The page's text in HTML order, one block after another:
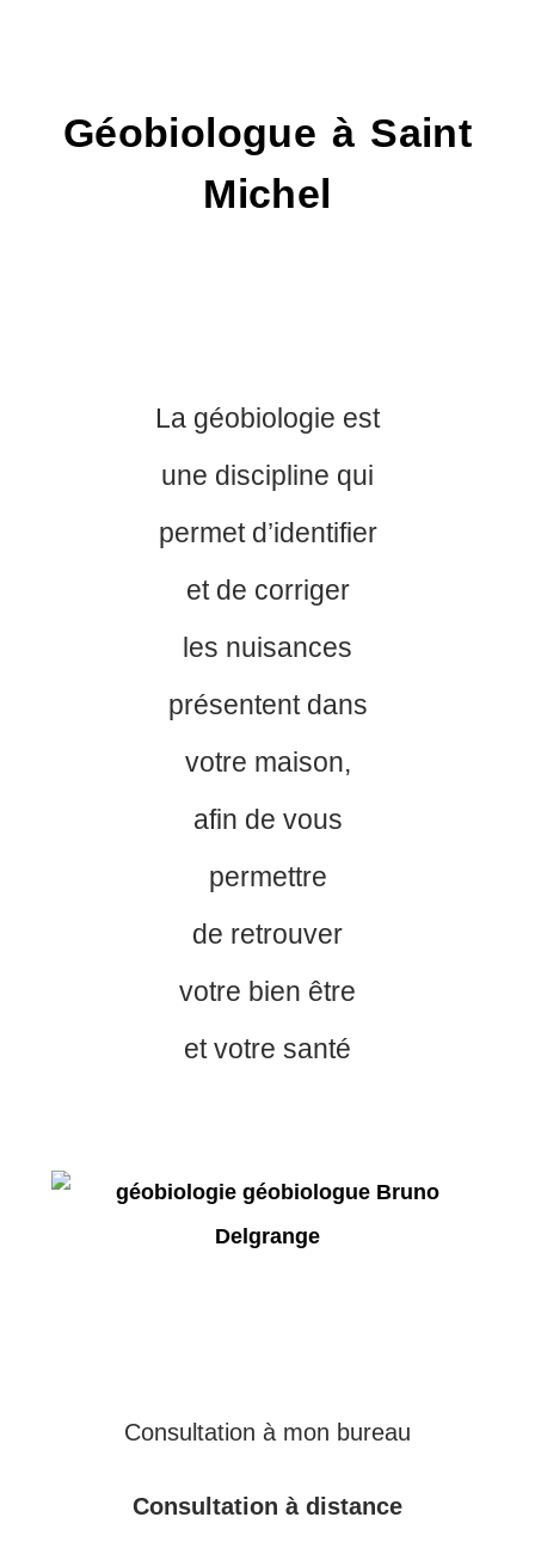
Géobiologue à Saint
Michel
La géobiologie est
une discipline qui
permet d’identifier
et de corriger
les nuisances
présentent dans
votre maison,
afin de vous
permettre
de retrouver
votre bien être
et votre santé
Consultation à mon bureau
Consultation à distance